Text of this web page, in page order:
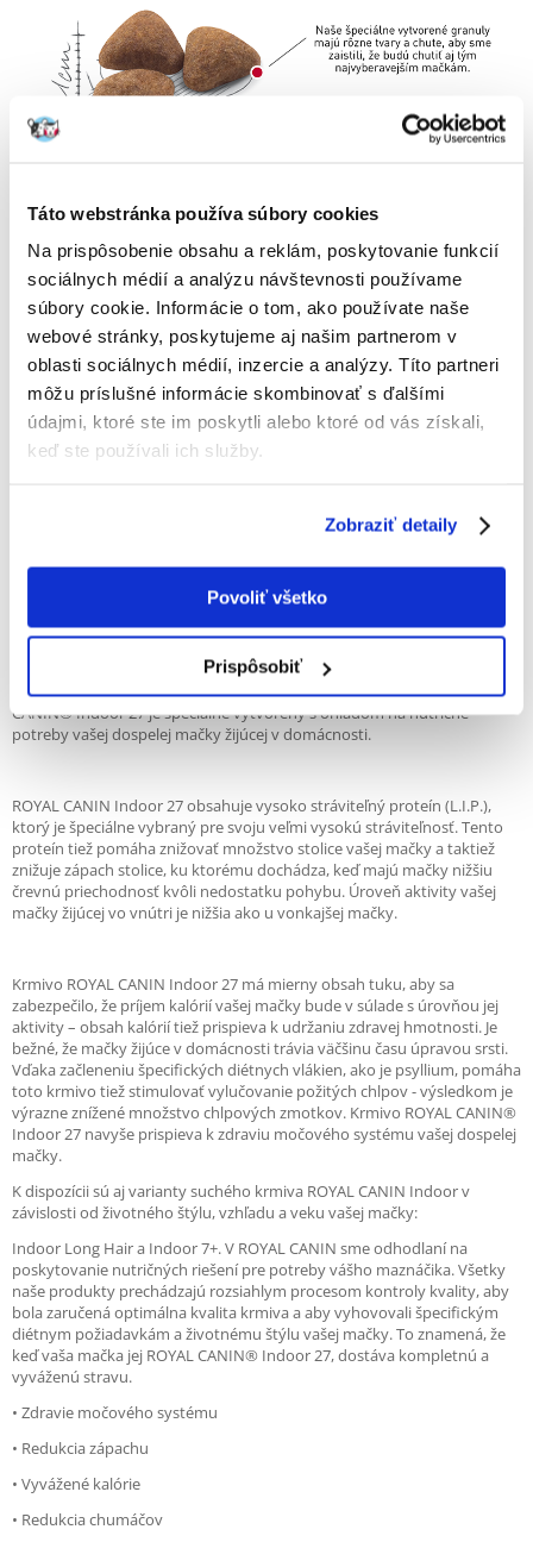
Táto webstránka používa súbory cookies
Na prispôsobenie obsahu a reklám, poskytovanie funkcií
sociálnych médií a analýzu návštevnosti používame
súbory cookie. Informácie o tom, ako používate naše
webové stránky, poskytujeme aj našim partnerom v
oblasti sociálnych médií, inzercie a analýzy. Títo partneri
môžu príslušné informácie skombinovať s ďalšími
údajmi, ktoré ste im poskytli alebo ktoré od vás získali,
keď ste používali ich služby.
Zobraziť detaily
Povoliť všetko
Prispôsobiť
Royal Canin Indoor je kompletné superprémiové krmivo pre dospelé
pohybu ako vonkajšie mačky, preto je pre optimálne zdravie dôležitá
vyvážená a kompletná strava obsahujúca prospešné živiny. ROYAL
CANIN® Indoor 27 je špeciálne vytvorený s ohľadom na nutričné
potreby vašej dospelej mačky žijúcej v domácnosti.
ROYAL CANIN Indoor 27 obsahuje vysoko stráviteľný proteín (L.I.P.),
ktorý je špeciálne vybraný pre svoju veľmi vysokú stráviteľnosť. Tento
proteín tiež pomáha znižovať množstvo stolice vašej mačky a taktiež
znižuje zápach stolice, ku ktorému dochádza, keď majú mačky nižšiu
črevnú priechodnosť kvôli nedostatku pohybu. Úroveň aktivity vašej
mačky žijúcej vo vnútri je nižšia ako u vonkajšej mačky.
Krmivo ROYAL CANIN Indoor 27 má mierny obsah tuku, aby sa
zabezpečilo, že príjem kalórií vašej mačky bude v súlade s úrovňou jej
aktivity – obsah kalórií tiež prispieva k udržaniu zdravej hmotnosti. Je
bežné, že mačky žijúce v domácnosti trávia väčšinu času úpravou srsti.
Vďaka začleneniu špecifických diétnych vlákien, ako je psyllium, pomáha
toto krmivo tiež stimulovať vylučovanie požitých chlpov - výsledkom je
výrazne znížené množstvo chlpových zmotkov. Krmivo ROYAL CANIN®
Indoor 27 navyše prispieva k zdraviu močového systému vašej dospelej
mačky.
K dispozícii sú aj varianty suchého krmiva ROYAL CANIN Indoor v
závislosti od životného štýlu, vzhľadu a veku vašej mačky:
Indoor Long Hair a Indoor 7+. V ROYAL CANIN sme odhodlaní na
poskytovanie nutričných riešení pre potreby vášho maznáčika. Všetky
naše produkty prechádzajú rozsiahlym procesom kontroly kvality, aby
bola zaručená optimálna kvalita krmiva a aby vyhovovali špecifickým
diétnym požiadavkám a životnému štýlu vašej mačky. To znamená, že
keď vaša mačka jej ROYAL CANIN® Indoor 27, dostáva kompletnú a
vyváženú stravu.
• Zdravie močového systému
• Redukcia zápachu
• Vyvážené kalórie
• Redukcia chumáčov